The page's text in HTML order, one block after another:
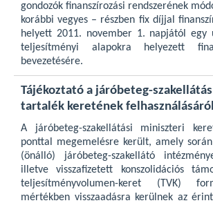
gondozók finanszírozási rendszerének
korábbi vegyes – részben fix díjjal
helyett 2011. november 1. napjától egy
teljesítményi alapokra helyezett
bevezetésére.
Tájékoztató a járóbeteg-
tartalék keretének felhasználásáról
A járóbeteg-szakellátási miniszteri
ponttal megemelésre került, amely
(önálló) járóbeteg-szakellátó
illetve visszafizetett konszolidációs
teljesítményvolumen-keret (TVK)
mértékben visszaadásra kerülnek az